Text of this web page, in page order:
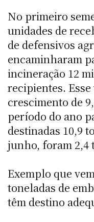
No primeiro
unidades de
de defensivos
encaminharam
incineração 12
recipientes.
crescimento de
período do ano
destinadas 10,9
junho, foram 2,4
Exemplo que
toneladas de
têm destino